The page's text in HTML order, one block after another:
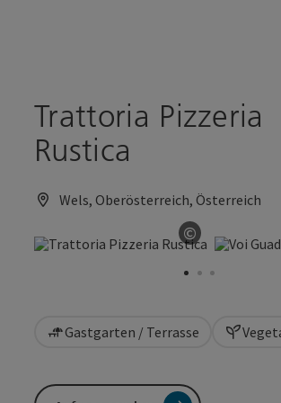
Trattoria Pizzeria
Rustica
Wels, Oberösterreich, Österreich
©
Copyright
Gastgarten / Terrasse